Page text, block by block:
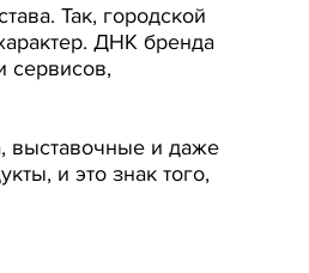
Так, городской
ДНК бренда
сервисов,
выставочные и даже
и это знак того,